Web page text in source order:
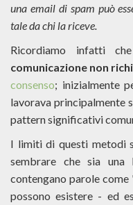
una email di spam può
tale da chi la riceve.
Ricordiamo infatti
comunicazione non
consenso; inizialmente
lavorava principalmente
pattern significativi
I limiti di questi metodi
sembrare che sia
contengano parole
possono esistere - ed